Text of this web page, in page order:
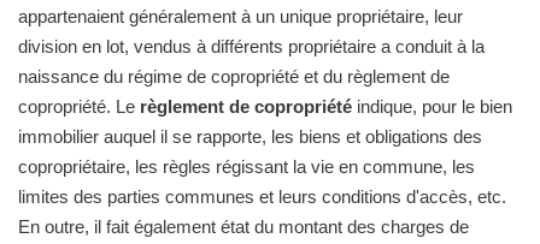
appartenaient généralement à un unique propriétaire, leur
division en lot, vendus à différents propriétaire a conduit à la
naissance du régime de copropriété et du règlement de
copropriété. Le règlement de copropriété indique, pour le bien
immobilier auquel il se rapporte, les biens et obligations des
copropriétaire, les règles régissant la vie en commune, les
limites des parties communes et leurs conditions d'accès, etc.
En outre, il fait également état du montant des charges de